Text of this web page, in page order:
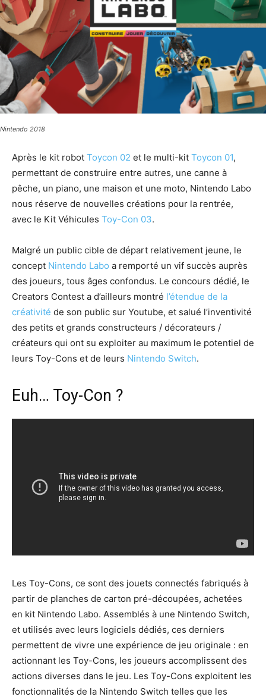
Nintendo 2018
Après le kit robot Toycon 02 et le multi-kit Toycon 01,
permettant de construire entre autres, une canne à
pêche, un piano, une maison et une moto, Nintendo Labo
nous réserve de nouvelles créations pour la rentrée,
avec le Kit Véhicules Toy-Con 03.
Malgré un public cible de départ relativement jeune, le
concept Nintendo Labo a remporté un vif succès auprès
des joueurs, tous âges confondus. Le concours dédié, le
Creators Contest a d’ailleurs montré l’étendue de la
créativité de son public sur Youtube, et salué l’inventivité
des petits et grands constructeurs / décorateurs /
créateurs qui ont su exploiter au maximum le potentiel de
leurs Toy-Cons et de leurs Nintendo Switch.
Euh… Toy-Con ?
Les Toy-Cons, ce sont des jouets connectés fabriqués à
partir de planches de carton pré-découpées, achetées
en kit Nintendo Labo. Assemblés à une Nintendo Switch,
et utilisés avec leurs logiciels dédiés, ces derniers
permettent de vivre une expérience de jeu originale : en
actionnant les Toy-Cons, les joueurs accomplissent des
actions diverses dans le jeu. Les Toy-Cons exploitent les
fonctionnalités de la Nintendo Switch telles que les